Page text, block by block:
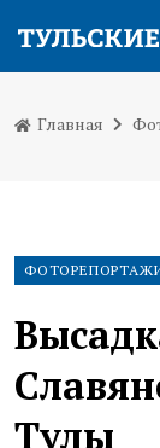
Главная
Тулы